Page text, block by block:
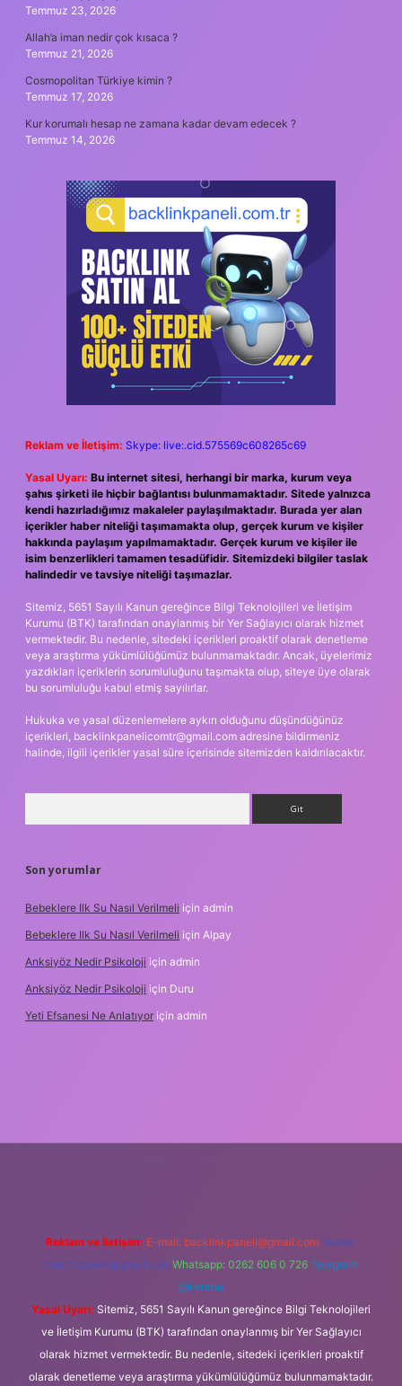
Temmuz 23, 2026
Allah’a iman nedir çok kısaca ?
Temmuz 21, 2026
Cosmopolitan Türkiye kimin ?
Temmuz 17, 2026
Kur korumalı hesap ne zamana kadar devam edecek ?
Temmuz 14, 2026
Reklam ve İletişim: Skype: live:.cid.575569c608265c69
Yasal Uyarı: Bu internet sitesi, herhangi bir marka, kurum veya
şahıs şirketi ile hiçbir bağlantısı bulunmamaktadır. Sitede yalnızca
kendi hazırladığımız makaleler paylaşılmaktadır. Burada yer alan
içerikler haber niteliği taşımamakta olup, gerçek kurum ve kişiler
hakkında paylaşım yapılmamaktadır. Gerçek kurum ve kişiler ile
isim benzerlikleri tamamen tesadüfidir. Sitemizdeki bilgiler taslak
halindedir ve tavsiye niteliği taşımazlar.
Sitemiz, 5651 Sayılı Kanun gereğince Bilgi Teknolojileri ve İletişim
Kurumu (BTK) tarafından onaylanmış bir Yer Sağlayıcı olarak hizmet
vermektedir. Bu nedenle, sitedeki içerikleri proaktif olarak denetleme
veya araştırma yükümlülüğümüz bulunmamaktadır. Ancak, üyelerimiz
yazdıkları içeriklerin sorumluluğunu taşımakta olup, siteye üye olarak
bu sorumluluğu kabul etmiş sayılırlar.
Hukuka ve yasal düzenlemelere aykırı olduğunu düşündüğünüz
içerikleri, backlinkpanelicomtr@gmail.com adresine bildirmeniz
halinde, ilgili içerikler yasal süre içerisinde sitemizden kaldırılacaktır.
Son yorumlar
Bebeklere Ilk Su Nasıl Verilmeli için admin
Bebeklere Ilk Su Nasıl Verilmeli için Alpay
Anksiyöz Nedir Psikoloji için admin
Anksiyöz Nedir Psikoloji için Duru
Yeti Efsanesi Ne Anlatıyor için admin
Reklam ve İletişim: E-mail: backlinkpaneli@gmail.com Teams:
forumhizmeti@gmail.com Whatsapp: 0262 606 0 726 Telegram:
@karabul
Yasal Uyarı: Sitemiz, 5651 Sayılı Kanun gereğince Bilgi Teknolojileri
ve İletişim Kurumu (BTK) tarafından onaylanmış bir Yer Sağlayıcı
olarak hizmet vermektedir. Bu nedenle, sitedeki içerikleri proaktif
olarak denetleme veya araştırma yükümlülüğümüz bulunmamaktadır.